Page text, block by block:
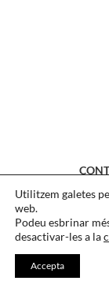
Utilitzem galetes
web.
Podeu esbrinar
desactivar-les a la
Accepta